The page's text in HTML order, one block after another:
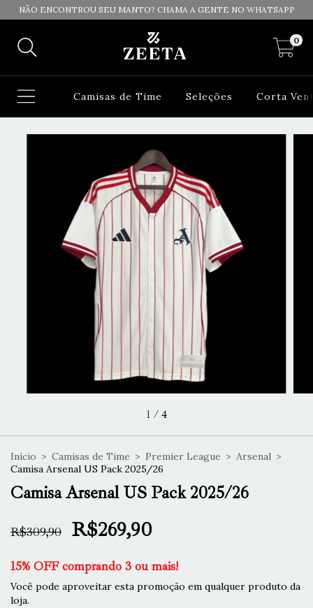
NÃO ENCONTROU SEU MANTO? CHAMA A GENTE NO WHATSAPP
0
Camisas de Time Seleções Corta
1 / 4
Início > Camisas de Time > Premier League > Arsenal >
Camisa Arsenal US Pack 2025/26
Camisa Arsenal US Pack 2025/26
R$309,90 R$269,90
15% OFF comprando 3 ou mais!
Você pode aproveitar esta promoção em qualquer produto da
loja.